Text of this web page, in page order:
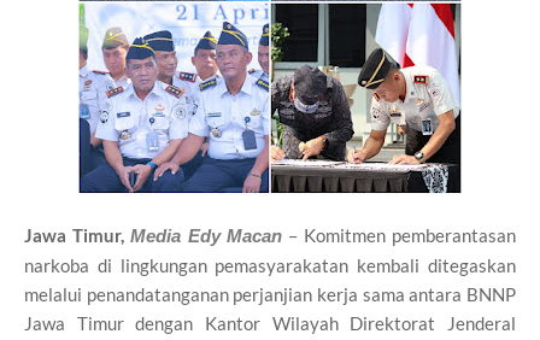
Jawa Timur, Media Edy Macan – Komitmen pemberantasan
narkoba di lingkungan pemasyarakatan kembali ditegaskan
melalui penandatanganan perjanjian kerja sama antara BNNP
Jawa Timurdengan Kantor Wilayah Direktorat Jenderal